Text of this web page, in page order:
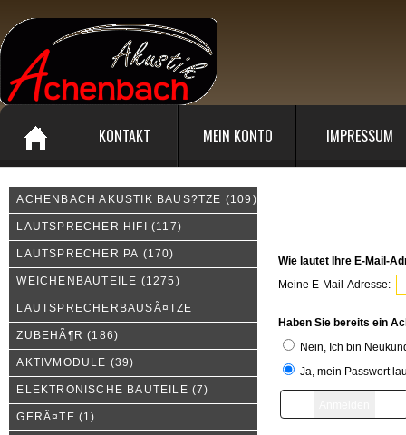
KONTAKT MEIN KONTO IMPRESSUM
ACHENBACH AKUSTIK BAUS?TZE (109)
LAUTSPRECHER HIFI (117)
LAUTSPRECHER PA (170)
WEICHENBAUTEILE (1275)
LAUTSPRECHERBAUSÃ¤TZE
ZUBEHÃ¶R (186)
AKTIVMODULE (39)
ELEKTRONISCHE BAUTEILE (7)
GERÃ¤TE (1)
Wie lautet Ihre E-Mail-
Meine E-Mail-Adresse:
Haben Sie bereits ein
Nein, Ich bin
Ja, mein Passwort